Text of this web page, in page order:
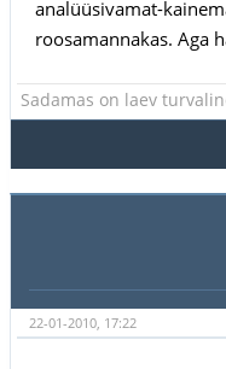
analüüsivamat-
roosamannakas. Aga
Sadamas on laev
22-01-2010, 17:22